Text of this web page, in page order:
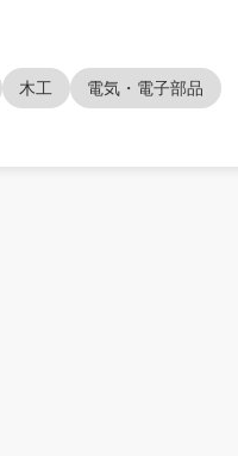
木工 電気・電子部品